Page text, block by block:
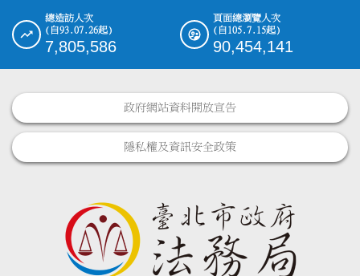
總造訪人次
(自93.07.26起)
7,805,586
頁面總瀏覽人次
(自105.7.15起)
90,454,141
政府網站資料開放宣告
隱私權及資訊安全政策